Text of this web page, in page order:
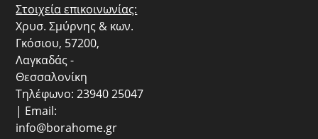
Στοιχεία επικοινωνίας:
Χρυσ. Σμύρνης & κων.
Γκόσιου, 57200,
Λαγκαδάς -
Θεσσαλονίκη
Τηλέφωνο: 23940 25047
| Email:
info@borahome.gr